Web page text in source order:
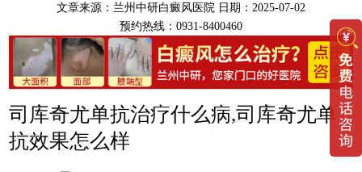
文章来源： 兰州中研白癜风医院 日期：2025-07-02
预约热线：0931-8400460
司库奇尤单抗治疗什么病,司库奇尤单
抗效果怎么样